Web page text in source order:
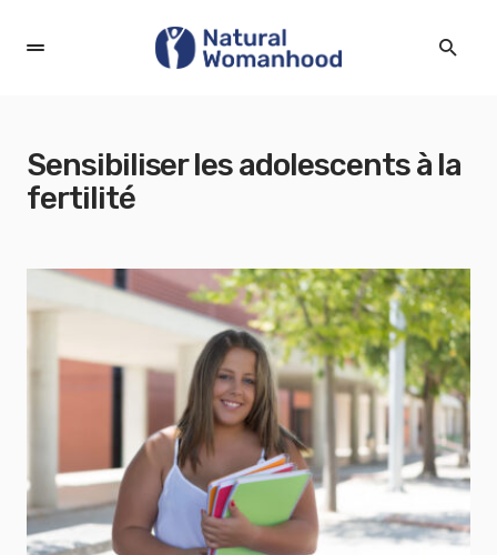
Sensibiliser les adolescents à la
fertilité